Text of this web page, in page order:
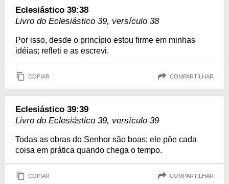
Eclesiástico 39:38
Livro do Eclesiástico 39, versículo 38
Por isso, desde o princípio estou firme em minhas
idéias; refleti e as escrevi.
COPIAR COMPARTILHAR
Eclesiástico 39:39
Livro do Eclesiástico 39, versículo 39
Todas as obras do Senhor são boas; ele põe cada
coisa em prática quando chega o tempo.
COPIAR COMPARTILHAR